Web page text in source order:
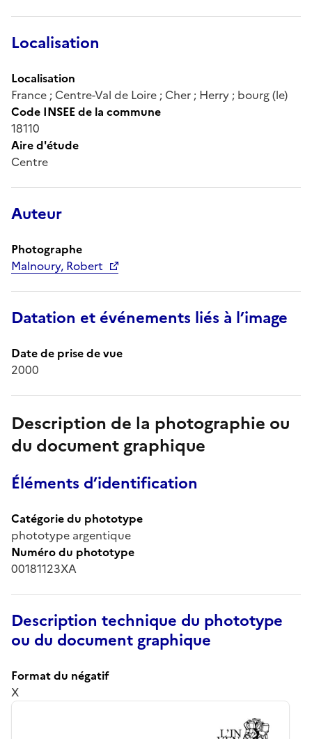
Localisation
Localisation
France ; Centre-Val de Loire ; Cher ; Herry ; bourg (le)
Code INSEE de la commune
18110
Aire d'étude
Centre
Auteur
Photographe
Malnoury, Robert
Datation et événements liés à l’image
Date de prise de vue
2000
Description de la photographie ou
du document graphique
Éléments d’identification
Catégorie du phototype
phototype argentique
Numéro du phototype
00181123XA
Description technique du phototype
ou du document graphique
Format du négatif
X